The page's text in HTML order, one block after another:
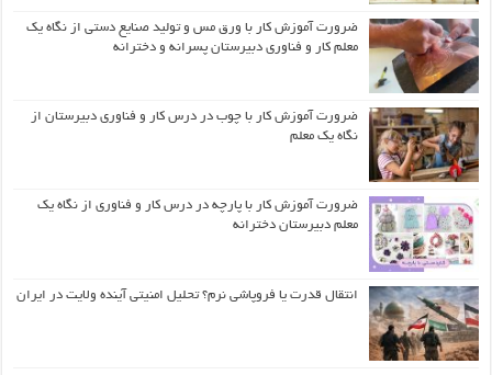
ضرورت آموزش کار با ورق مس و تولید صنایع دستی از نگاه یک
معلم کار و فناوری دبیرستان پسرانه و دخترانه
ضرورت آموزش کار با چوب در درس کار و فناوری دبیرستان از
نگاه یک معلم
ضرورت آموزش کار با پارچه در درس کار و فناوری از نگاه یک
معلم دبیرستان دخترانه
انتقال قدرت یا فروپاشی نرم؟ تحلیل امنیتی آینده ولایت در ایران